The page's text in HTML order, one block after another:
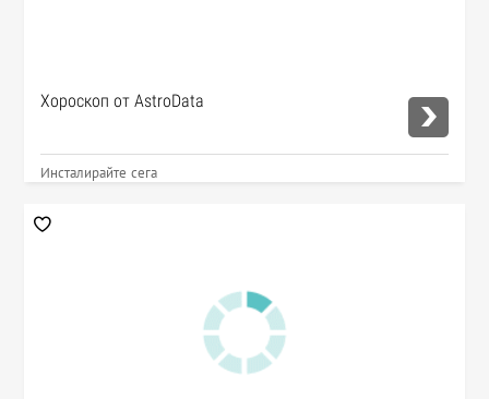
Хороскоп от AstroData
Инсталирайте сега